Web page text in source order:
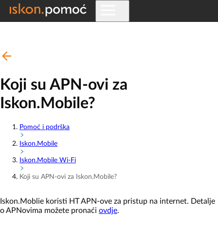
Koji su APN-ovi za
Iskon.Mobile?
Pomoć i podrška
Iskon.Mobile
Iskon.Mobile Wi-Fi
Koji su APN-ovi za Iskon.Mobile?
Iskon.Moblie koristi HT APN-ove za pristup na internet. Detalje
o APNovima možete pronaći ovdje.